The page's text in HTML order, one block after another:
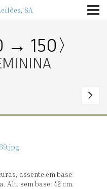
→ 150〉
assente em base
sem base: 42 cm.